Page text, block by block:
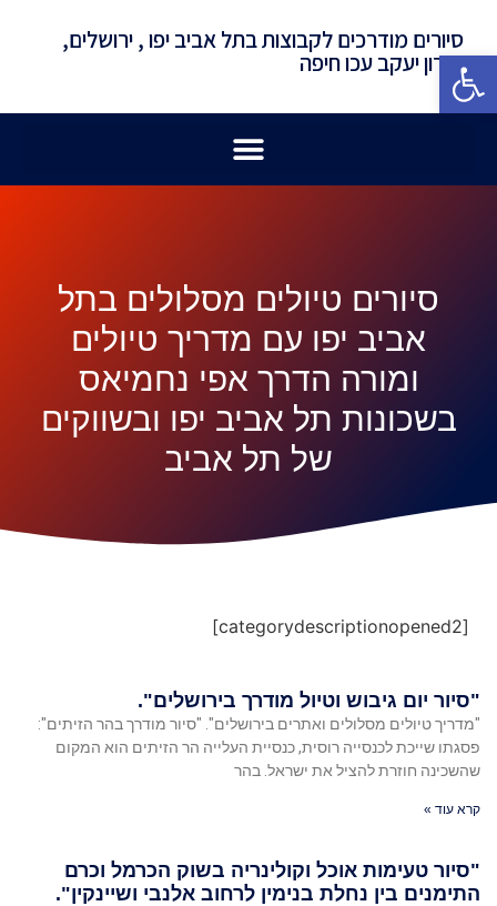
פתח סרגל נגישות
סיורים מודרכים לקבוצות בתל אביב יפו , ירושלים,
זכרון יעקב עכו חיפה
סיורים טיולים מסלולים בתל
אביב יפו עם מדריך טיולים
ומורה הדרך אפי נחמיאס
בשכונות תל אביב יפו ובשווקים
של תל אביב
[categorydescriptionopened2]
"סיור יום גיבוש וטיול מודרך בירושלים".
"מדריך טיולים מסלולים ואתרים בירושלים". "סיור מודרך בהר הזיתים":
פסגתו שייכת לכנסייה רוסית, כנסיית העלייה הר הזיתים הוא המקום
שהשכינה חוזרת להציל את ישראל. בהר
קרא עוד »
"סיור טעימות אוכל וקולינריה בשוק הכרמל וכרם
התימנים בין נחלת בנימין לרחוב אלנבי ושיינקין".